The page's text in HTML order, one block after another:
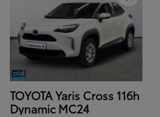
TOYOTA Yaris Cross 116h
Dynamic MC24